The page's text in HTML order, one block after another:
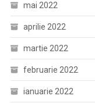
mai 2022
aprilie 2022
martie 2022
februarie 2022
ianuarie 2022